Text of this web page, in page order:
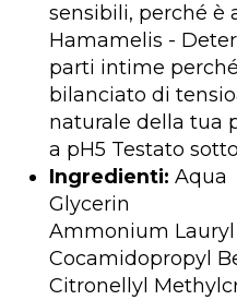
sensibili, perché è
Hamamelis -
parti intime
bilanciato di
naturale della tua
a pH5 Testato
Ingredienti: Aqua
Glycerin
Ammonium Lauryl
Cocamidopropyl
Citronellyl